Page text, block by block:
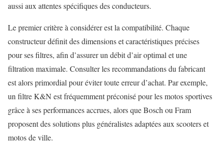
aussi aux attentes spécifiques des conducteurs.
Le premier critère à considérer est la compatibilité. Chaque
constructeur définit des dimensions et caractéristiques précises
pour ses filtres, afin d’assurer un débit d’air optimal et une
filtration maximale. Consulter les recommandations du fabricant
est alors primordial pour éviter toute erreur d’achat. Par exemple,
un filtre K&N est fréquemment préconisé pour les motos sportives
grâce à ses performances accrues, alors que Bosch ou Fram
proposent des solutions plus généralistes adaptées aux scooters et
motos de ville.